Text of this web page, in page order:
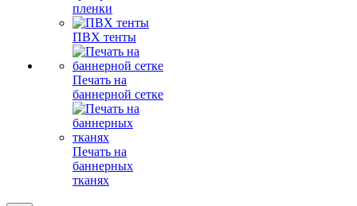
пленки
ПВХ тенты
Печать на
баннерной сетке
Печать на
баннерных
тканях